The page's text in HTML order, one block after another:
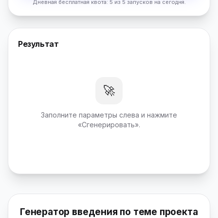
Дневная бесплатная квота: 5 из 5 запусков на сегодня.
Результат
🚀
Заполните параметры слева и нажмите
«Сгенерировать».
Генератор введения по теме проекта